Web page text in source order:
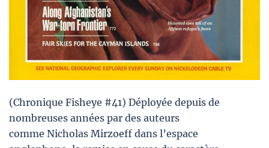
(Chronique Fisheye #41) Déployée depuis de
nombreuses années par des auteurs
comme Nicholas Mirzoeff dans l’espace